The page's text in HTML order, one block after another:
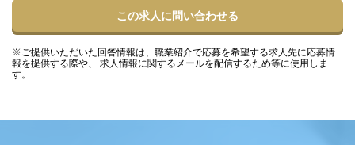
この求人に問い合わせる
※ご提供いただいた回答情報は、職業紹介で応募を希望する求人先に応募情
報を提供する際や、 求人情報に関するメールを配信するため等に使用しま
す。